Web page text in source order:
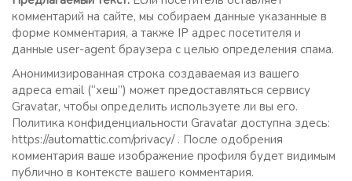
комментарий на сайте, мы собираем данные указанные в
форме комментария, а также IP адрес посетителя и
данные user-agent браузера с целью определения спама.
Анонимизированная строка создаваемая из вашего
адреса email (“хеш”) может предоставляться сервису
Gravatar, чтобы определить используете ли вы его.
Политика конфиденциальности Gravatar доступна здесь:
https://automattic.com/privacy/ . После одобрения
комментария ваше изображение профиля будет видимым
публично в контексте вашего комментария.